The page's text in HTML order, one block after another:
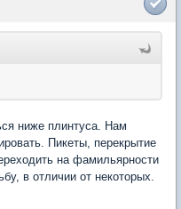
ниже плинтуса. Нам
Пикеты, перекрытие
на фамильярности
в отличии от некоторых.